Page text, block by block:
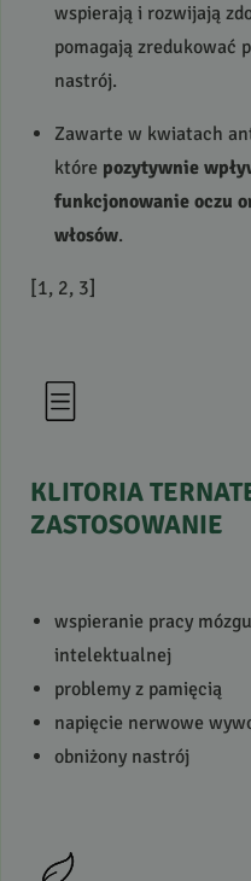
wspierają i rozwijają
pomagają zredukować
nastrój.
Zawarte w kwiatach
które pozytywnie
funkcjonowanie oczu
włosów.
[1, 2, 3]
KLITORIA
ZASTOSOWANIE
wspieranie pracy
intelektualnej
problemy z pamięcią
napięcie nerwowe
obniżony nastrój